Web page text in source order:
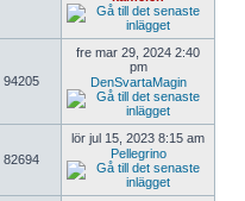
94205
fre mar 29, 2024 2:40
pm
DenSvartaMagin
82694
lör jul 15, 2023 8:15 am
Pellegrino